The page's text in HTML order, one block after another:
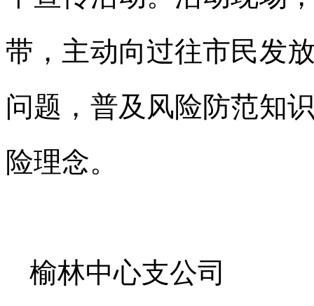
带，主动向过往市民发
问题，普及风险防范知
险理念。
榆林中心支公司